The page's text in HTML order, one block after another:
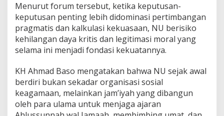
U
Menurut forum tersebut, ketika keputusan-
keputusan penting lebih didominasi pertimbangan
pragmatis dan kalkulasi kekuasaan, NU berisiko
kehilangan daya kritis dan legitimasi moral yang
selama ini menjadi fondasi kekuatannya.
KH Ahmad Baso mengatakan bahwa NU sejak awal
berdiri bukan sekadar organisasi sosial
keagamaan, melainkan jam’iyah yang dibangun
oleh para ulama untuk menjaga ajaran